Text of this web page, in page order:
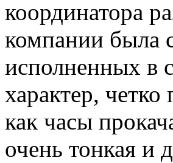
координатора
компании была
исполненных в
характер,
как часы
очень тонкая и